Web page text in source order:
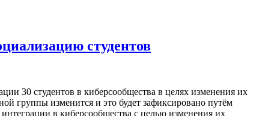
студентов
30 студентов в киберсообщества в целях изменения их
группы изменится и это будет зафиксировано путём
в киберсообщества с целью изменения их